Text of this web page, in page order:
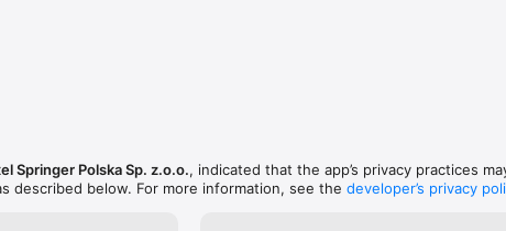
Springer Polska Sp. z.o.o., indicated that the app’s privacy practices
described below. For more information, see the developer’s privacy